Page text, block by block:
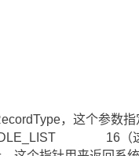
，这个参数
16（